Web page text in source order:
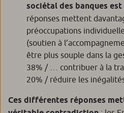
sociétal des banques
réponses mettent
préoccupations
(soutien à
être plus souple dans la
38% / … contribuer à la
20% / réduire les
Ces différentes réponses